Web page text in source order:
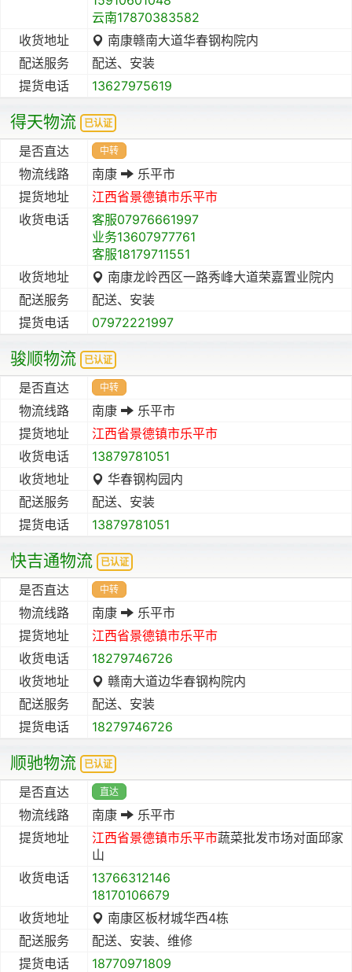
云南17870383582
收货地址
南康赣南大道华春钢构院内
配送服务
配送、安装
提货电话
13627975619
得天物流 已认证
是否直达 中转
物流线路 南康
乐平市
提货地址
江西省景德镇市乐平市
收货电话
客服07976661997
业务13607977761
客服18179711551
收货地址
南康龙岭西区一路秀峰大道荣嘉置业院内
配送服务
配送、安装
提货电话
07972221997
骏顺物流 已认证
是否直达 中转
物流线路 南康
乐平市
提货地址
江西省景德镇市乐平市
收货电话
13879781051
收货地址
华春钢构园内
配送服务
配送、安装
提货电话
13879781051
快吉通物流 已认证
是否直达 中转
物流线路 南康
乐平市
提货地址
江西省景德镇市乐平市
收货电话
18279746726
收货地址
赣南大道边华春钢构院内
配送服务
配送、安装
提货电话
18279746726
顺驰物流 已认证
是否直达 直达
物流线路 南康
乐平市
提货地址
江西省景德镇市乐平市蔬菜批发市场对面邱家
山
收货电话
13766312146
18170106679
收货地址
南康区板材城华西4栋
配送服务
配送、安装、维修
提货电话
18770971809